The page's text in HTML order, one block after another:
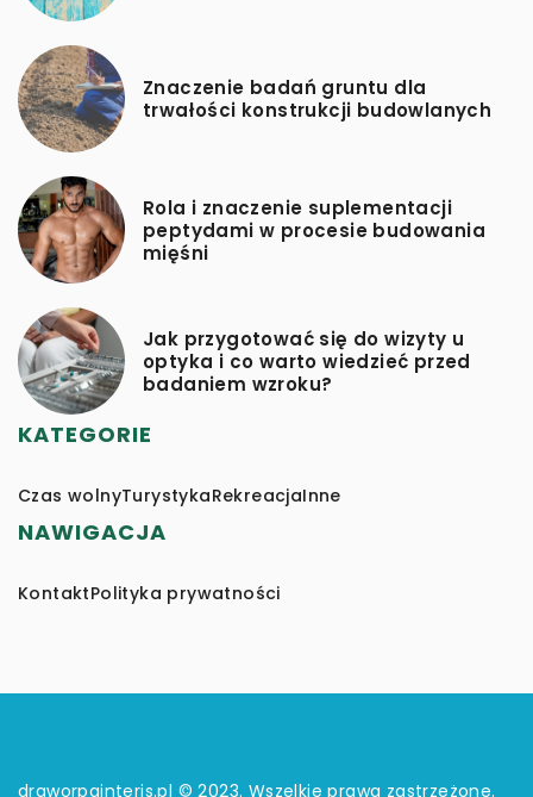
Znaczenie badań gruntu dla
trwałości konstrukcji budowlanych
Rola i znaczenie suplementacji
peptydami w procesie budowania
mięśni
Jak przygotować się do wizyty u
optyka i co warto wiedzieć przed
badaniem wzroku?
KATEGORIE
Czas wolnyTurystykaRekreacjaInne
NAWIGACJA
KontaktPolityka prywatności
draworpainteris.pl © 2023. Wszelkie prawa zastrzeżone.